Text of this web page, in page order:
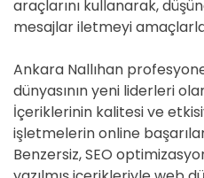
araçlarını kullanarak,
mesajlar iletmeyi
Ankara Nallıhan
dünyasının yeni liderleri
İçeriklerinin kalitesi ve
işletmelerin online
Benzersiz, SEO